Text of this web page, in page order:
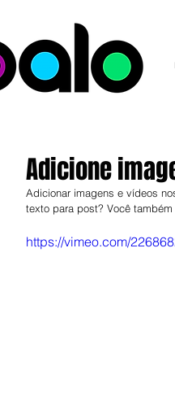
Adicione
Adicionar imagens e vídeos
texto para post? Você
https://vimeo.com/